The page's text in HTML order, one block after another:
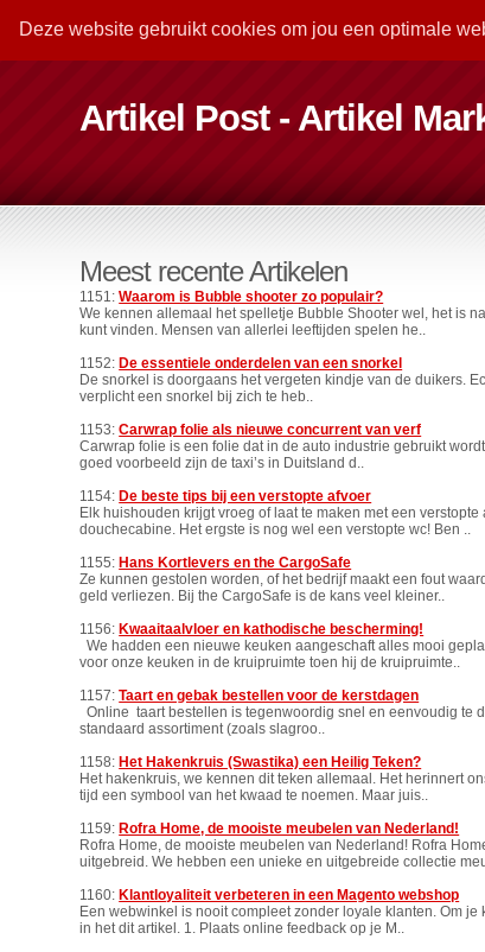
Deze website gebruikt cookies om jou een optimale
Artikel Post - Artikel
Meest recente Artikelen
1151:Waarom is Bubble shooter zo populair?
We kennen allemaal het spelletje Bubble Shooter wel, het is
kunt vinden. Mensen van allerlei leeftijden spelen he..
1152: De essentiele onderdelen van een snorkel
De snorkel is doorgaans het vergeten kindje van de duikers.
verplicht een snorkel bij zich te heb..
1153:Carwrap folie als nieuwe concurrent van verf
Carwrap folie is een folie dat in de auto industrie gebruikt
goed voorbeeld zijn de taxi’s in Duitsland d..
1154: De beste tips bij een verstopte afvoer
Elk huishouden krijgt vroeg of laat te maken met een
douchecabine. Het ergste is nog wel een verstopte wc! Ben ..
1155: Hans Kortlevers en the CargoSafe
Ze kunnen gestolen worden, of het bedrijf maakt een fout
geld verliezen. Bij the CargoSafe is de kans veel kleiner..
1156: Kwaaitaalvloer en kathodische bescherming!
We hadden een nieuwe keuken aangeschaft alles mooi
voor onze keuken in de kruipruimte toen hij de kruipruimte..
1157:Taart en gebak bestellen voor de kerstdagen
Online taart bestellen is tegenwoordig snel en eenvoudig te
standaard assortiment (zoals slagroo..
1158: Het Hakenkruis (Swastika) een Heilig Teken?
Het hakenkruis, we kennen dit teken allemaal. Het herinnert
tijd een symbool van het kwaad te noemen. Maar juis..
1159: Rofra Home, de mooiste meubelen van Nederland!
Rofra Home, de mooiste meubelen van Nederland! Rofra
uitgebreid. We hebben een unieke en uitgebreide collectie
1160: Klantloyaliteit verbeteren in een Magento webshop
Een webwinkel is nooit compleet zonder loyale klanten. Om
in het dit artikel. 1. Plaats online feedback op je M..